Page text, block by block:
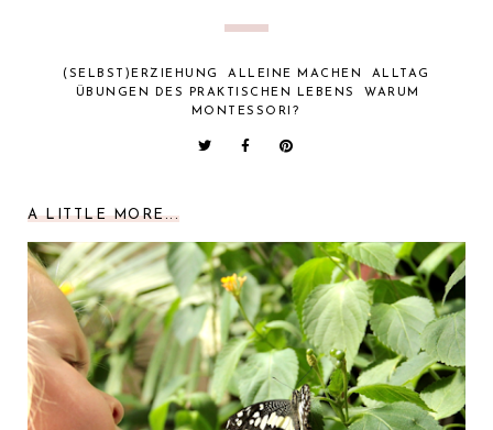
(SELBST)ERZIEHUNG ALLEINE MACHEN
ALLTAG
ÜBUNGEN DES PRAKTISCHEN LEBENS
WARUM
MONTESSORI?
A LITTLE MORE...